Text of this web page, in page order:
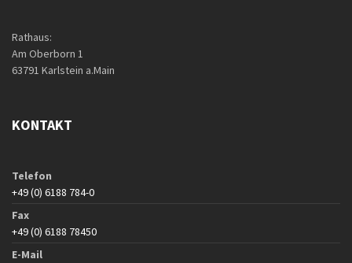
Rathaus:
Am Oberborn 1
63791 Karlstein a.Main
KONTAKT
Telefon
+49 (0) 6188 784-0
Fax
+49 (0) 6188 78450
E-Mail